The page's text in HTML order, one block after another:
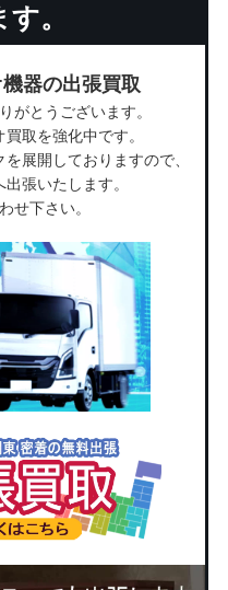
。
器の出張買取
がとうございます。
取を強化中です。
展開しておりますので、
張いたします。
せ下さい。